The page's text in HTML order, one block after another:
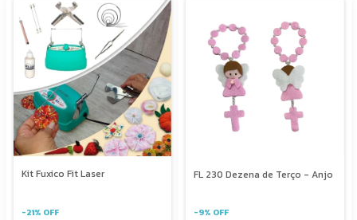
Kit Fuxico Fit Laser
-21% OFF
FL 230 Dezena de Terço - Anjo
-9% OFF